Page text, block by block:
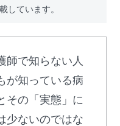
しています。
師で知らない人
が知っている病
その「実態」に
少ないのではな